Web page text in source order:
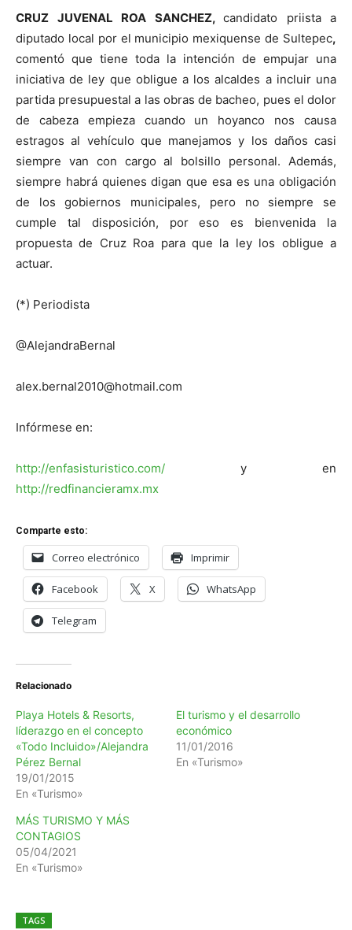
CRUZ JUVENAL ROA SANCHEZ, candidato priista a
diputado local por el municipio mexiquense de Sultepec,
comentó que tiene toda la intención de empujar una
iniciativa de ley que obligue a los alcaldes a incluir una
partida presupuestal a las obras de bacheo, pues el dolor
de cabeza empieza cuando un hoyanco nos causa
estragos al vehículo que manejamos y los daños casi
siempre van con cargo al bolsillo personal. Además,
siempre habrá quienes digan que esa es una obligación
de los gobiernos municipales, pero no siempre se
cumple tal disposición, por eso es bienvenida la
propuesta de Cruz Roa para que la ley los obligue a
actuar.
(*) Periodista
@AlejandraBernal
alex.bernal2010@hotmail.com
Infórmese en:
http://enfasisturistico.com/ y en
http://redfinancieramx.mx
Comparte esto:
Correo electrónico Imprimir
Facebook X WhatsApp
Telegram
Relacionado
Playa Hotels & Resorts,
líderazgo en el concepto
«Todo Incluido»/Alejandra
Pérez Bernal
19/01/2015
En «Turismo»
El turismo y el desarrollo
económico
11/01/2016
En «Turismo»
MÁS TURISMO Y MÁS
CONTAGIOS
05/04/2021
En «Turismo»
TAGS